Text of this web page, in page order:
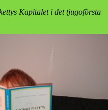
Kapitalet i det tjugoförsta